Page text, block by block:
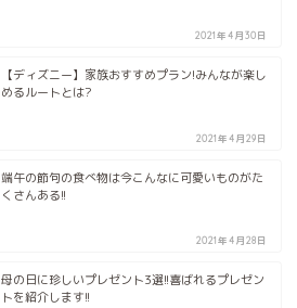
2021年4月30日
【ディズニー】家族おすすめプラン!みんなが楽し
めるルートとは?
2021年4月29日
端午の節句の食べ物は今こんなに可愛いものがた
くさんある!!
2021年4月28日
母の日に珍しいプレゼント3選!!喜ばれるプレゼン
トを紹介します!!